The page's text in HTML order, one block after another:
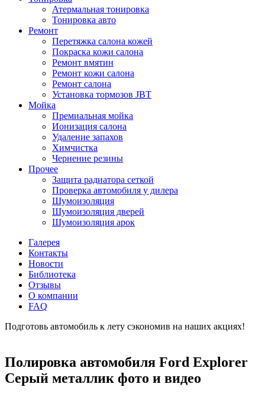
Атермальная тонировка
Тонировка авто
Ремонт
Перетяжка салона кожей
Покраска кожи салона
Ремонт вмятин
Ремонт кожи салона
Ремонт салона
Установка тормозов JBT
Мойка
Премиальная мойка
Ионизация салона
Удаление запахов
Химчистка
Чернение резины
Прочее
Защита радиатора сеткой
Проверка автомобиля у дилера
Шумоизоляция
Шумоизоляция дверей
Шумоизоляция арок
Галерея
Контакты
Новости
Библиотека
Отзывы
О компании
FAQ
Подготовь автомобиль к лету сэкономив на наших акциях!
Полировка автомобиля Ford Explorer
Серый металлик фото и видео